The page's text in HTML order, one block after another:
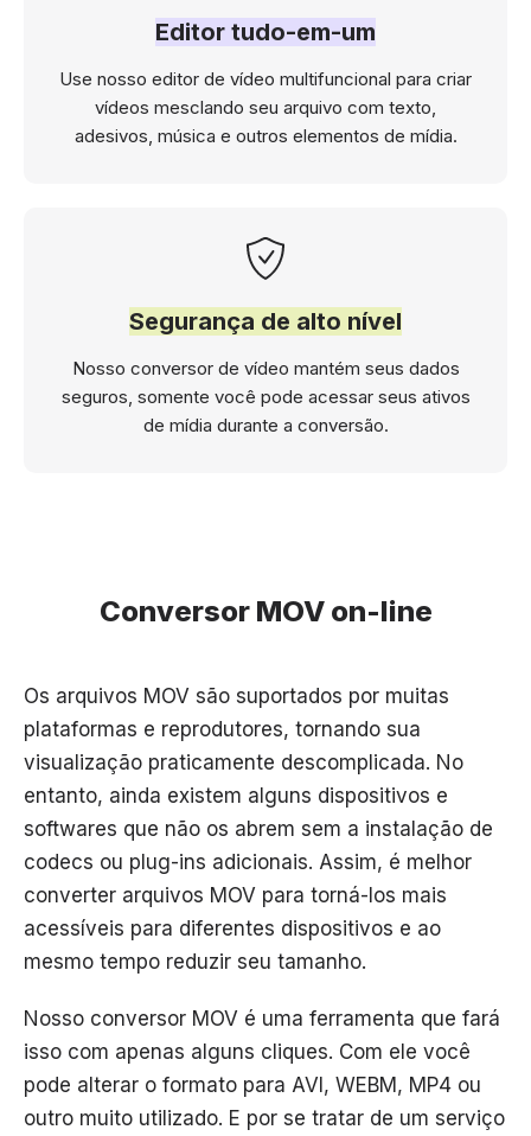
Editor tudo-em-um
Use nosso editor de vídeo multifuncional para criar
vídeos mesclando seu arquivo com texto,
adesivos, música e outros elementos de mídia.
Segurança de alto nível
Nosso conversor de vídeo mantém seus dados
seguros, somente você pode acessar seus ativos
de mídia durante a conversão.
Conversor MOV on-line
Os arquivos MOV são suportados por muitas
plataformas e reprodutores, tornando sua
visualização praticamente descomplicada. No
entanto, ainda existem alguns dispositivos e
softwares que não os abrem sem a instalação de
codecs ou plug-ins adicionais. Assim, é melhor
converter arquivos MOV para torná-los mais
acessíveis para diferentes dispositivos e ao
mesmo tempo reduzir seu tamanho.
Nosso conversor MOV é uma ferramenta que fará
isso com apenas alguns cliques. Com ele você
pode alterar o formato para AVI, WEBM, MP4 ou
outro muito utilizado. E por se tratar de um serviço